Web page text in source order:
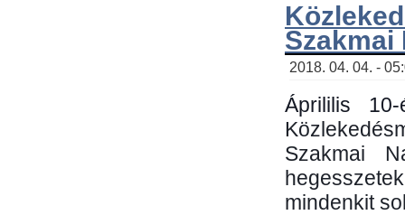
Szakmai
2018. 04. 04. -
Áprililis
Szakmai
mindenkit